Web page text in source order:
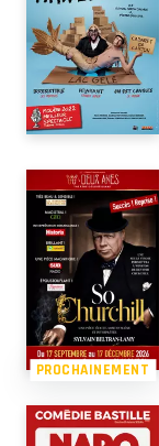
PROCHAINEMENT